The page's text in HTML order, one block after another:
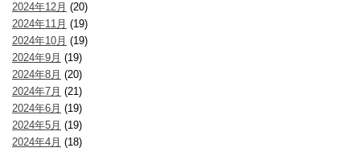
2024年12月 (20)
2024年11月 (19)
2024年10月 (19)
2024年9月 (19)
2024年8月 (20)
2024年7月 (21)
2024年6月 (19)
2024年5月 (19)
2024年4月 (18)